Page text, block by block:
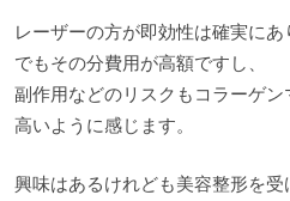
レーザーの方が即効性は確実にあ
でもその分費用が高額ですし、
副作用などのリスクもコラーゲン
高いように感じます。
興味はあるけれども美容整形を